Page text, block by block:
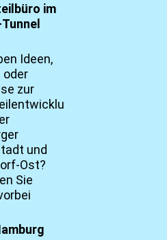
im
Ideen,
oder
zur
und
Ost?
Sie